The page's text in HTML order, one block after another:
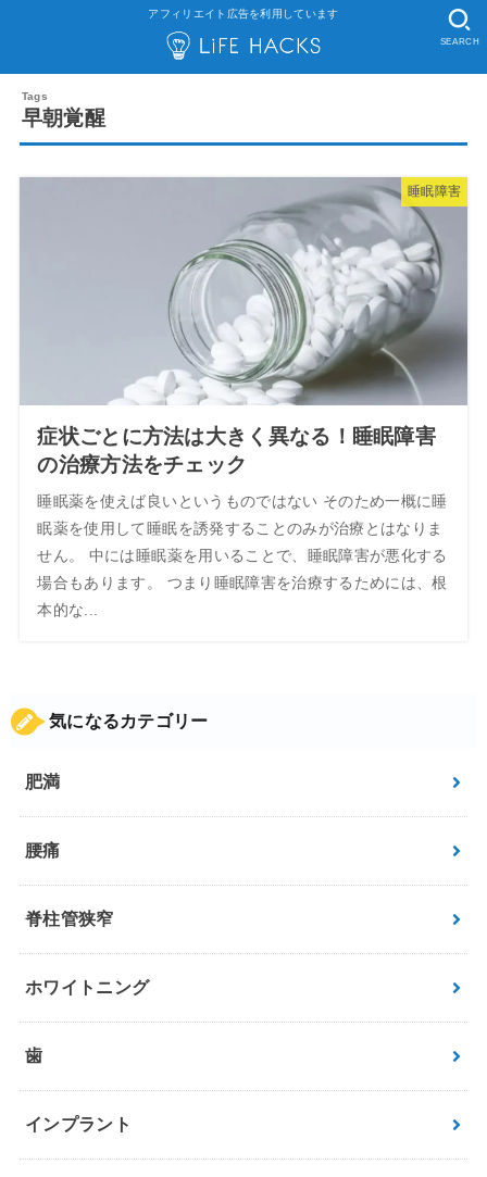
アフィリエイト広告を利用しています
SEARCH
早朝覚醒
睡眠障害
症状ごとに方法は大きく異なる！睡眠障害
の治療方法をチェック
睡眠薬を使えば良いというものではない そのため一概に睡
眠薬を使用して睡眠を誘発することのみが治療とはなりま
せん。 中には睡眠薬を用いることで、睡眠障害が悪化する
場合もあります。 つまり睡眠障害を治療するためには、根
本的な...
気になるカテゴリー
肥満
腰痛
脊柱管狭窄
ホワイトニング
歯
インプラント